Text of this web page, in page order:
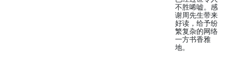
不胜唏嘘。感
谢周先生带来
好读，给予纷
繁复杂的网络
一方书香雅
地。